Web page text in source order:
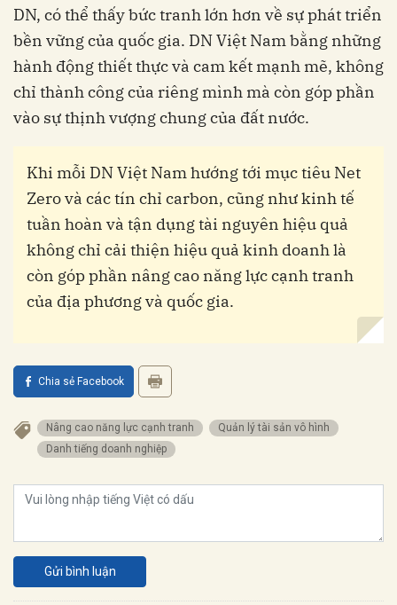
DN, có thể thấy bức tranh lớn hơn về sự phát triển
bền vững của quốc gia. DN Việt Nam bằng những
hành động thiết thực và cam kết mạnh mẽ, không
chỉ thành công của riêng mình mà còn góp phần
vào sự thịnh vượng chung của đất nước.
Khi mỗi DN Việt Nam hướng tới mục tiêu Net
Zero và các tín chỉ carbon, cũng như kinh tế
tuần hoàn và tận dụng tài nguyên hiệu quả
không chỉ cải thiện hiệu quả kinh doanh là
còn góp phần nâng cao năng lực cạnh tranh
của địa phương và quốc gia.
Chia sẻ Facebook
Nâng cao năng lực cạnh tranh
Quản lý tài sản vô hình
Danh tiếng doanh nghiệp
Gửi bình luận